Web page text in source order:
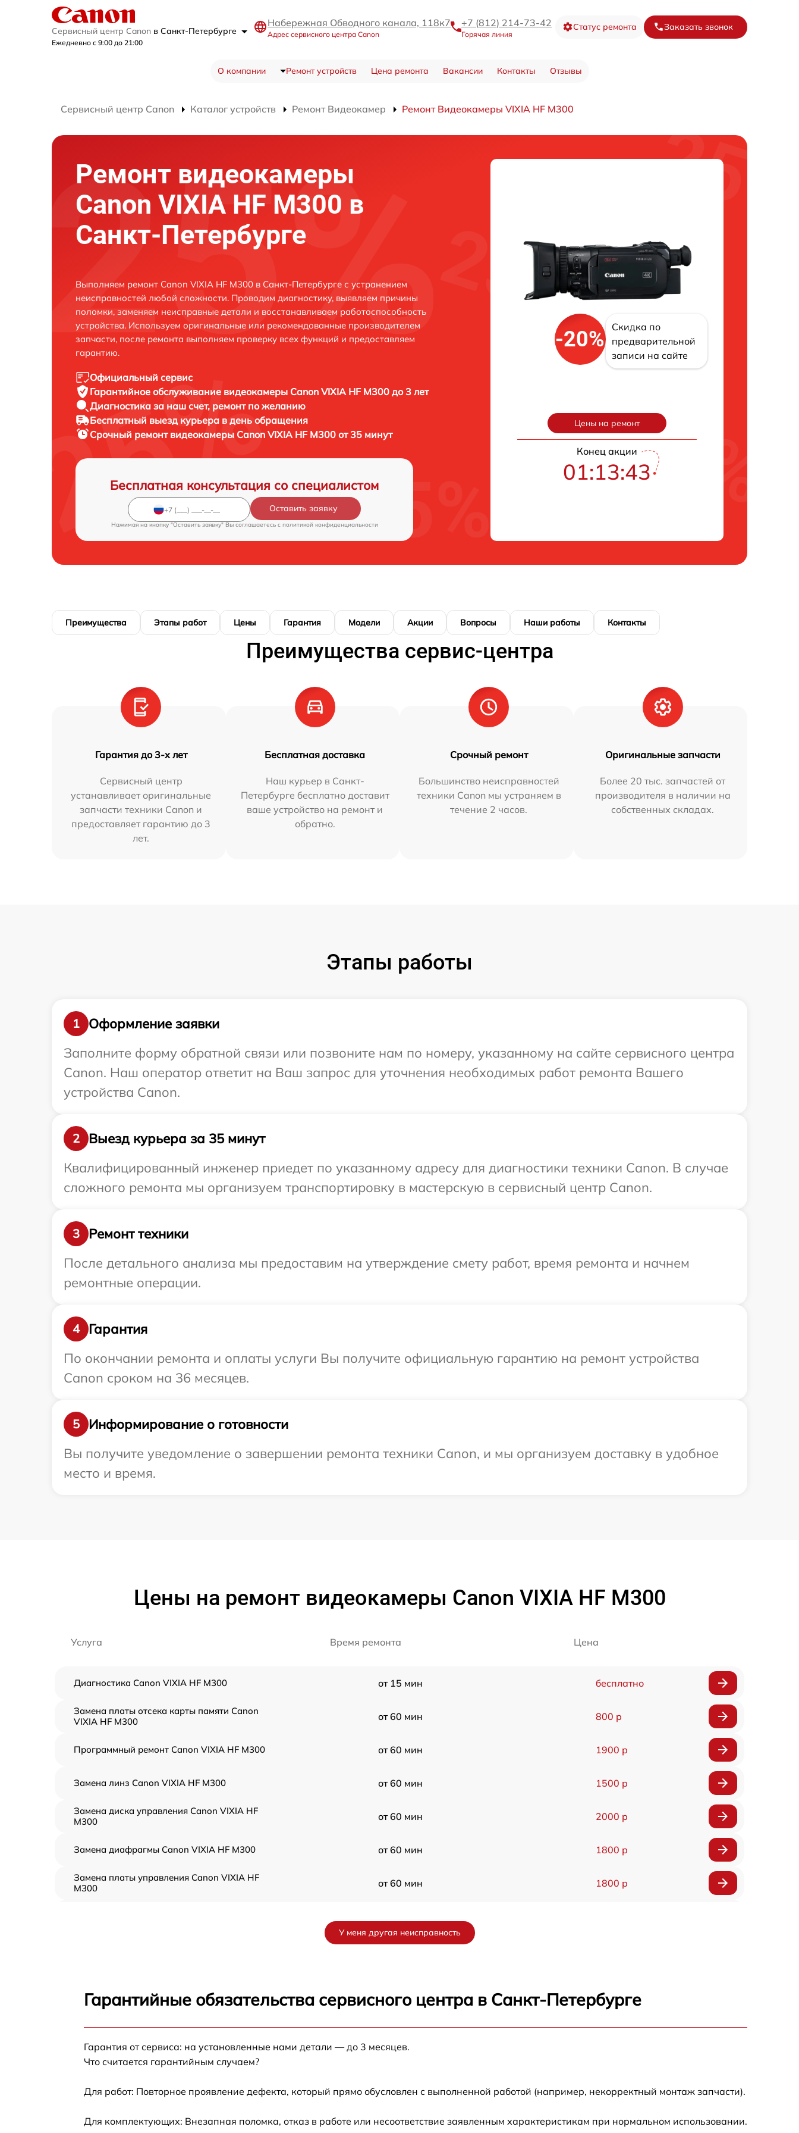
Сервисный центр Canon в Санкт-Петербурге
Ежедневно с 9:00 до 21:00
Набережная Обводного канала, 118к7
Адрес сервисного центра Canon
+7 (812) 214-73-42
Горячая линия
Статус ремонта Заказать звонок
О компании Ремонт устройств Цена ремонта Вакансии Контакты Отзывы
Сервисный центр Canon Каталог устройств Ремонт Видеокамер Ремонт Видеокамеры VIXIA HF M300
Ремонт видеокамеры
Canon VIXIA HF M300 в
Санкт-Петербурге
Выполняем ремонт Canon VIXIA HF M300 в Санкт-Петербурге с устранением
неисправностей любой сложности. Проводим диагностику, выявляем причины
поломки, заменяем неисправные детали и восстанавливаем работоспособность
устройства. Используем оригинальные или рекомендованные производителем
запчасти, после ремонта выполняем проверку всех функций и предоставляем
гарантию.
Официальный сервис
Гарантийное обслуживание видеокамеры Canon VIXIA HF M300 до 3 лет
Диагностика за наш счет, ремонт по желанию
Бесплатный выезд курьера в день обращения
Срочный ремонт видеокамеры Canon VIXIA HF M300 от 35 минут
Бесплатная консультация со специалистом
Оставить заявку
Нажимая на кнопку "Оставить заявку" Вы соглашаетесь c политикой конфиденциальности
-20%
Скидка по
предварительной
записи на сайте
Цены на ремонт
Конец акции
01:13:43
Преимущества Этапы работ Цены Гарантия Модели Акции Вопросы Наши работы Контакты
Преимущества сервис-центра
Гарантия до 3-х лет
Сервисный центр
устанавливает оригинальные
запчасти техники Canon и
предоставляет гарантию до 3
лет.
Бесплатная доставка
Наш курьер в Санкт-
Петербурге бесплатно доставит
ваше устройство на ремонт и
обратно.
Срочный ремонт
Большинство неисправностей
техники Canon мы устраняем в
течение 2 часов.
Оригинальные запчасти
Более 20 тыс. запчастей от
производителя в наличии на
собственных складах.
Этапы работы
1
Оформление заявки
Заполните форму обратной связи или позвоните нам по номеру, указанному на сайте сервисного центра
Canon. Наш оператор ответит на Ваш запрос для уточнения необходимых работ ремонта Вашего
устройства Canon.
2
Выезд курьера за 35 минут
Квалифицированный инженер приедет по указанному адресу для диагностики техники Canon. В случае
сложного ремонта мы организуем транспортировку в мастерскую в сервисный центр Canon.
3
Ремонт техники
После детального анализа мы предоставим на утверждение смету работ, время ремонта и начнем
ремонтные операции.
4
Гарантия
По окончании ремонта и оплаты услуги Вы получите официальную гарантию на ремонт устройства
Canon сроком на 36 месяцев.
5
Информирование о готовности
Вы получите уведомление о завершении ремонта техники Canon, и мы организуем доставку в удобное
место и время.
Цены на ремонт видеокамеры Canon VIXIA HF M300
Услуга Время ремонта Цена
Диагностика Canon VIXIA HF M300 от 15 мин бесплатно
Замена платы отсека карты памяти Canon
VIXIA HF M300
от 60 мин 800 р
Программный ремонт Canon VIXIA HF M300 от 60 мин 1900 р
Замена линз Canon VIXIA HF M300 от 60 мин 1500 р
Замена диска управления Canon VIXIA HF
M300
от 60 мин 2000 р
Замена диафрагмы Canon VIXIA HF M300 от 60 мин 1800 р
Замена платы управления Canon VIXIA HF
M300
от 60 мин 1800 р
Замена кнопки включения Canon VIXIA HF
M300
от 60 мин
HF M300
У меня другая неисправность
Гарантийные обязательства сервисного центра в Санкт-Петербурге
Гарантия от сервиса: на установленные нами детали — до 3 месяцев.
Что считается гарантийным случаем?
Для работ: Повторное проявление дефекта, который прямо обусловлен с выполненной работой (например, некорректный монтаж запчасти).
Для комплектующих: Внезапная поломка, отказ в работе или несоответствие заявленным характеристикам при нормальном использовании.